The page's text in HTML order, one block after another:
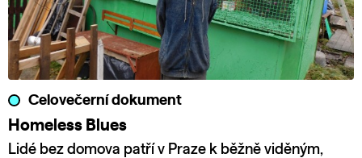
Celovečerní dokument
Homeless Blues
Lidé bez domova patří v Praze k běžně viděným,